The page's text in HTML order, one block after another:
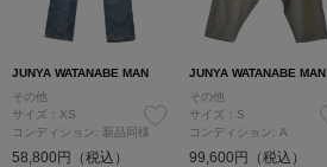
JUNYA WATANABE MAN
その他
サイズ：XS
コンディション: 新品同様
58,800円（税込）
JUNYA WATANABE MAN
その他
サイズ：S
コンディション: A
99,600円（税込）